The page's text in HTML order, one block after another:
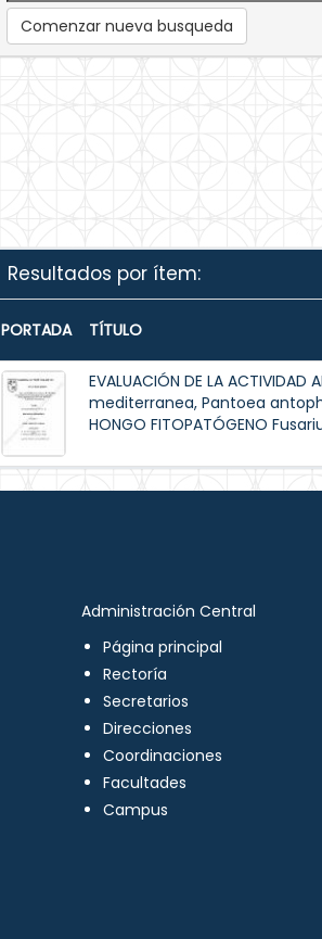
Comenzar nueva busqueda
Resultados por ítem:
PORTADA TÍTULO
EVALUACIÓN DE LA
mediterranea, Pantoea
HONGO FITOPATÓGENO
Administración Central
Página principal
Rectoría
Secretarios
Direcciones
Coordinaciones
Facultades
Campus